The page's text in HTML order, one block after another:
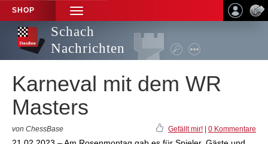
SHOP
TOGGLE
NAVIGATION
Schach
Nachrichten
Karneval mit dem WR
Masters
von ChessBase Gefällt mir! 0 Kommentare